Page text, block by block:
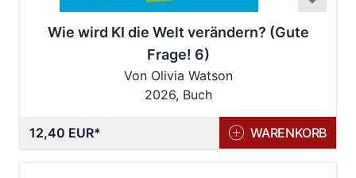
Wie wird KI die Welt verändern? (Gute
Frage! 6)
Von Olivia Watson
2026, Buch
12,40 EUR WARENKORB